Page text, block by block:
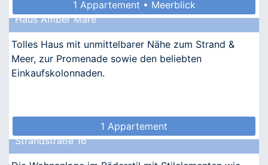
1 Appartement • Meerblick
Haus Amber Mare
Tolles Haus mit unmittelbarer Nähe zum Strand &
Meer, zur Promenade sowie den beliebten
Einkaufskolonnaden.
1 Appartement
Strandstraße 16